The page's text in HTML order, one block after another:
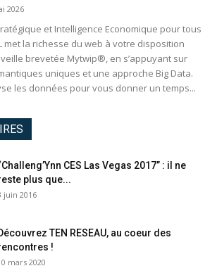
2026
et Intelligence Economique pour tous
met la richesse du web à votre disposition
brevetée Mytwip®, en s’appuyant sur
uniques et une approche Big Data.
les données pour vous donner un temps...
CES Las Vegas 2017” : il ne
plus que...
juin 2016
TEN RESEAU, au coeur des
!
mars 2020